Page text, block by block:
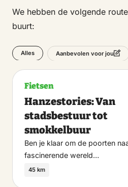
We hebben de volgende
buurt:
Alles Aanbevolen voor jou
Fietsen
Hanzestories: Van
stadsbestuur tot
smokkelbuur
Ben je klaar om de poorten
fascinerende wereld…
45 km